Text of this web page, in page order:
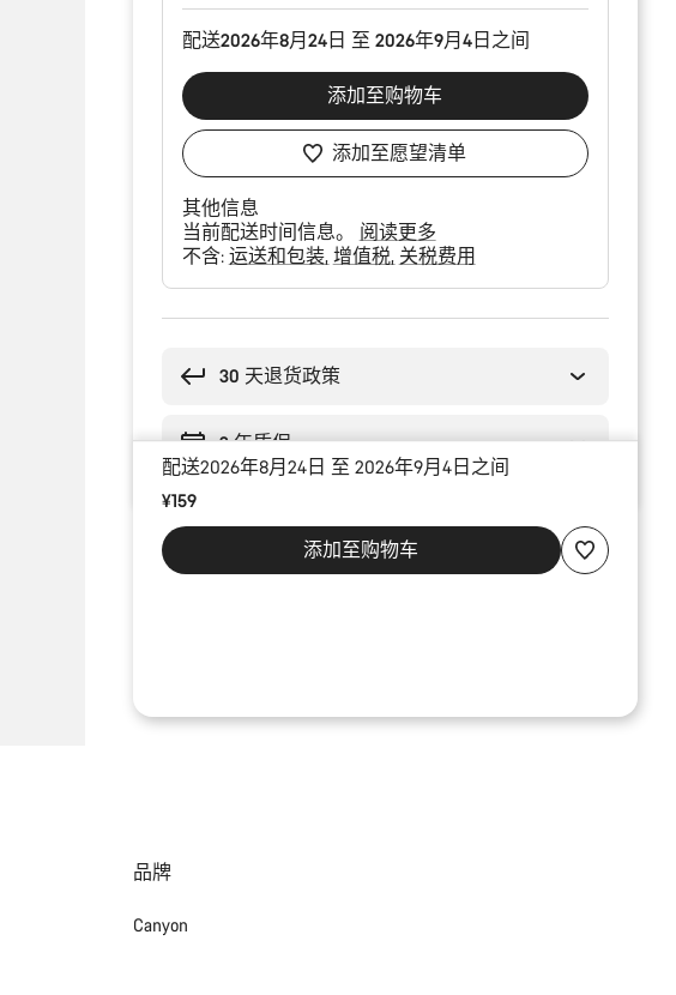
配送2026年8月24日 至 2026年9月4日之间
添加至购物车
添加至愿望清单
其他信息
当前配送时间信息。 阅读更多
不含: 运送和包装 增值税 关税费用
30 天退货政策
2 年质保
配送2026年8月24日 至 2026年9月4日之间
¥159
添加至购物车
品牌
Canyon